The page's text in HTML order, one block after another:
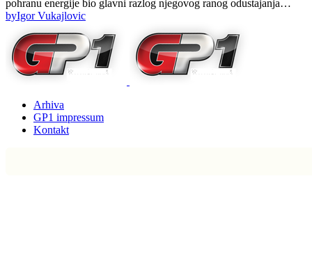
pohranu energije bio glavni razlog njegovog ranog odustajanja…
byIgor Vukajlovic
Arhiva
GP1 impressum
Kontakt